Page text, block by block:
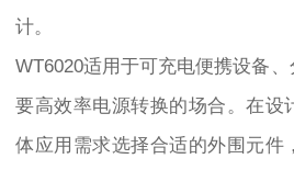
计。
WT6020适用于可充电便携设备
要高效率电源转换的场合。在设
体应用需求选择合适的外围元件